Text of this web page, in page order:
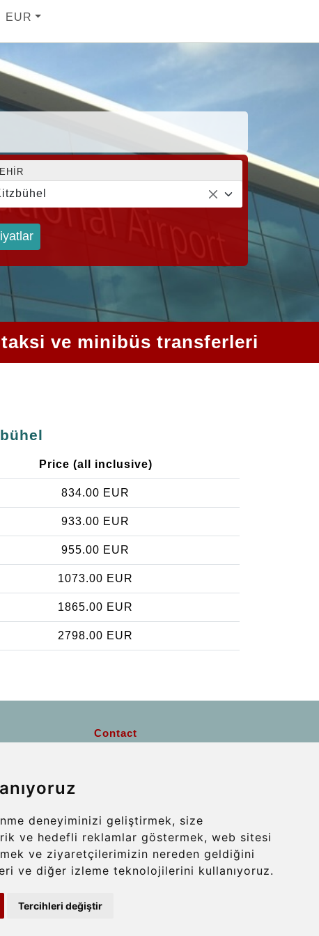
deneyiminizi geliştirmek, size
ve hedefli reklamlar göstermek, web sitesi
ve ziyaretçilerimizin nereden geldiğini
ve diğer izleme teknolojilerini kullanıyoruz.
Tercihleri değiştir
EUR
ve minibüs transferleri
Price (all inclusive)
834.00 EUR
933.00 EUR
955.00 EUR
1073.00 EUR
1865.00 EUR
2798.00 EUR
Contact
Secure Payment with STRIPE